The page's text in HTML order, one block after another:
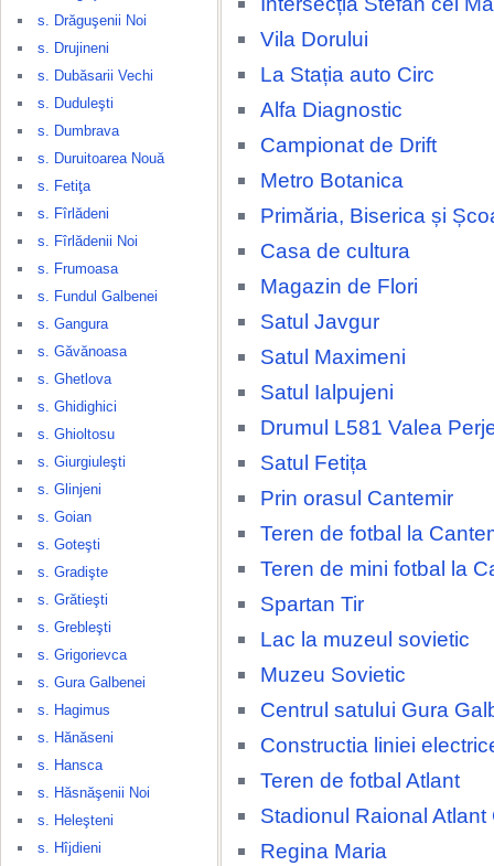
s. Drăguşenii Noi
s. Drujineni
s. Dubăsarii Vechi
s. Duduleşti
s. Dumbrava
s. Duruitoarea Nouă
s. Fetiţa
s. Fîrlădeni
s. Fîrlădenii Noi
s. Frumoasa
s. Fundul Galbenei
s. Gangura
s. Găvănoasa
s. Ghetlova
s. Ghidighici
s. Ghioltosu
s. Giurgiuleşti
s. Glinjeni
s. Goian
s. Goteşti
s. Gradişte
s. Grătieşti
s. Grebleşti
s. Grigorievca
s. Gura Galbenei
s. Hagimus
s. Hănăseni
s. Hansca
s. Hăsnăşenii Noi
s. Heleşteni
s. Hîjdieni
Vila Dorului
La Stația auto Circ
Alfa Diagnostic
Campionat de Drift
Metro Botanica
Primăria, Biserica și
Casa de cultura
Magazin de Flori
Satul Javgur
Satul Maximeni
Satul Ialpujeni
Drumul L581 Valea
Satul Fetița
Prin orasul Cantemir
Teren de fotbal la
Teren de mini fotbal la
Spartan Tir
Lac la muzeul sovietic
Muzeu Sovietic
Centrul satului Gura
Constructia liniei
Teren de fotbal Atlant
Stadionul Raional Atlant
Regina Maria